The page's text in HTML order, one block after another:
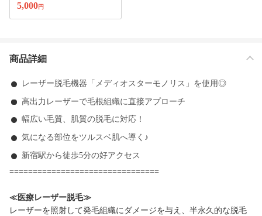
5,000円
商品詳細
レーザー脱毛機器「メディオスターモノリス」を使用◎
高出力レーザーで毛根組織に直接アプローチ
幅広い毛質、肌質の脱毛に対応！
気になる部位をツルスベ肌へ導く♪
新宿駅から徒歩5分の好アクセス
================================
≪医療レーザー脱毛≫
レーザーを照射して発毛組織にダメージを与え、半永久的な脱毛